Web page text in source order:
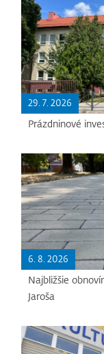
29. 7. 2026
Prázdninové
6. 8. 2026
Najbližšie
Jaroša